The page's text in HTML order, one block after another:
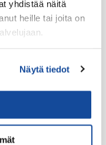
yhdistää näitä
heille tai joita on
Näytä tiedot